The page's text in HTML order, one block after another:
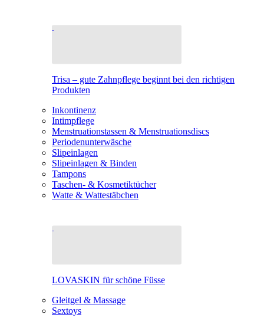
Trisa – gute Zahnpflege beginnt bei den richtigen
Produkten
Inkontinenz
Intimpflege
Menstruationstassen & Menstruationsdiscs
Periodenunterwäsche
Slipeinlagen
Slipeinlagen & Binden
Tampons
Taschen- & Kosmetiktücher
Watte & Wattestäbchen
LOVASKIN für schöne Füsse
Gleitgel & Massage
Sextoys